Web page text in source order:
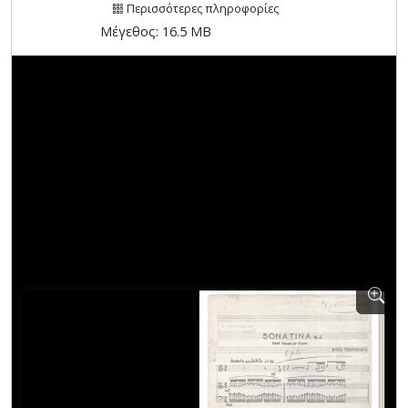
[Φάκελος] GR-As-MTH-003-Sc-039-224-Ταξίδι
[Φάκελος] GR-As-MTH-003-Sc-039-225-
[Φάκελος] GR-As-MTH-003-Sc-040-236-Η
[Φάκελος] GR-As-MTH-003-Sc-040-237-
[Φάκελος] GR-As-MTH-003-Sc-040-238-Ιππής
[Φάκελος] GR-As-MTH-003-Sc-042-239-
[Φάκελος] GR-As-MTH-003-Sc-042-240-
[Φάκελος] GR-As-MTH-003-Sc-042-241-Σχέδια
Περισσότερες πληροφορίες
Μέγεθος: 16.5 MB